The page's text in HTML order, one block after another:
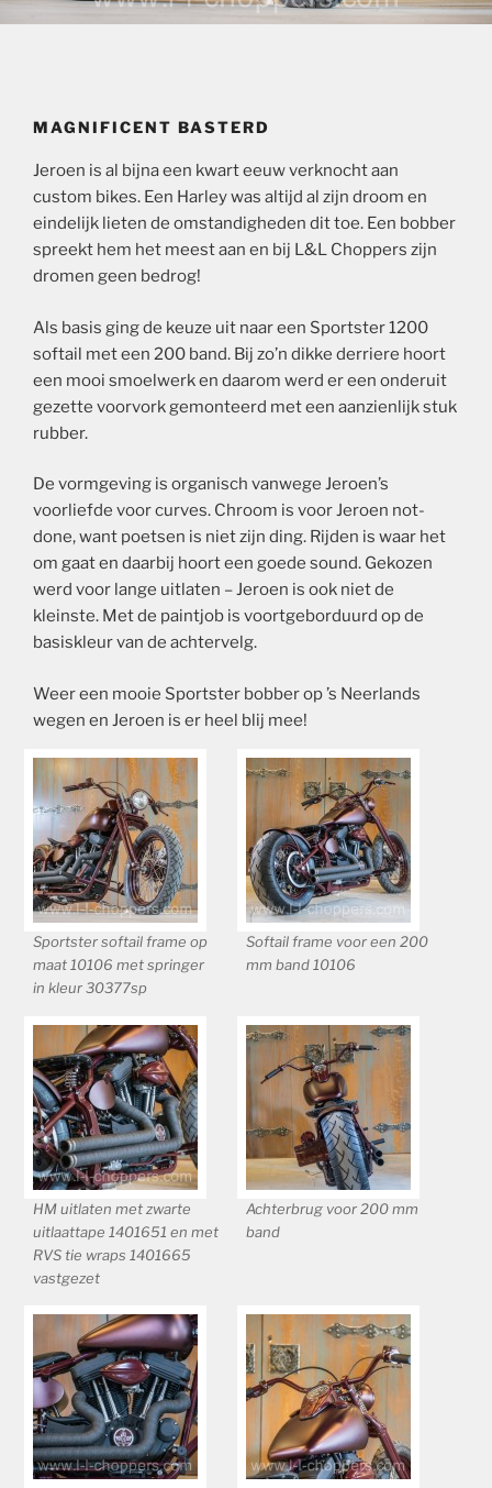
MAGNIFICENT BASTERD
Jeroen is al bijna een kwart eeuw verknocht aan
custom bikes. Een Harley was altijd al zijn droom en
eindelijk lieten de omstandigheden dit toe. Een bobber
spreekt hem het meest aan en bij L&L Choppers zijn
dromen geen bedrog!
Als basis ging de keuze uit naar een Sportster 1200
softail met een 200 band. Bij zo’n dikke derriere hoort
een mooi smoelwerk en daarom werd er een onderuit
gezette voorvork gemonteerd met een aanzienlijk stuk
rubber.
De vormgeving is organisch vanwege Jeroen’s
voorliefde voor curves. Chroom is voor Jeroen not-
done, want poetsen is niet zijn ding. Rijden is waar het
om gaat en daarbij hoort een goede sound. Gekozen
werd voor lange uitlaten – Jeroen is ook niet de
kleinste. Met de paintjob is voortgeborduurd op de
basiskleur van de achtervelg.
Weer een mooie Sportster bobber op ’s Neerlands
wegen en Jeroen is er heel blij mee!
Sportster softail frame op
maat 10106 met springer
in kleur 30377sp
Softail frame voor een 200
mm band 10106
HM uitlaten met zwarte
uitlaattape 1401651 en met
RVS tie wraps 1401665
vastgezet
Achterbrug voor 200 mm
band